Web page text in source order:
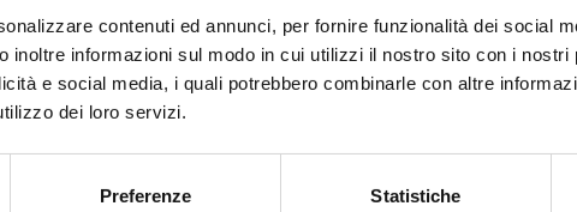
contenuti ed annunci, per fornire funzionalità dei social
inoltre informazioni sul modo in cui utilizzi il nostro sito con i nostri
e social media, i quali potrebbero combinarle con altre
dei loro servizi.
Preferenze Statistiche
le risorse del fondo previsto dal D.L. n. 152/2021
positivo della Conferenza Stato-Città, dove l’ANCI ha
beneficiari e l’inserimento nell’elenco delle
B3. Si attende la registrazione della Corte dei